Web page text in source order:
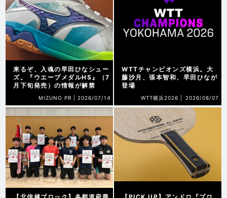
来るぞ、入魂の早田ひなシュー
ズ。『ウエーブメダルHS』（7
月下旬発売）の情報が解禁
MIZUNO PR | 2026/07/14
WTTチャンピオンズ横浜。大
藤沙月、張本智和、早田ひなが
登場
WTT横浜2026 | 2026/08/07